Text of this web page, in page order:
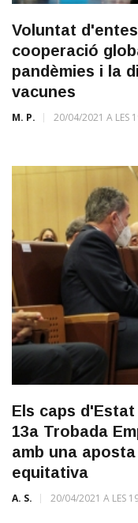
Voluntat
cooperació
pandèmies i la
vacunes
M. P. 20/04/2021 A LES
Els caps
13a Trobada
amb una
equitativa
A. S. 20/04/2021 A LES